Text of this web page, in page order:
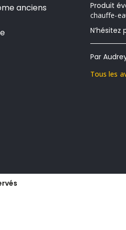
anciens
Produit
chauffe-
N’hésitez
Par
Tous les